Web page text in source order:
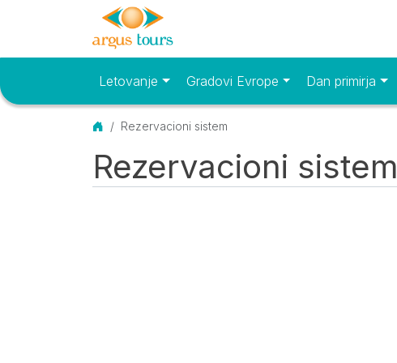
Osnovni meniLetovanje Gradovi Evrope Dan primirja
Početna
Rezervacioni sistem
Rezervacioni sistem